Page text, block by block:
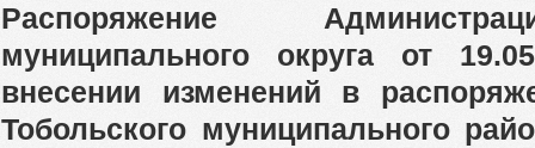
Распоряжение
муниципального округа от
внесении изменений в
Тобольского муниципального